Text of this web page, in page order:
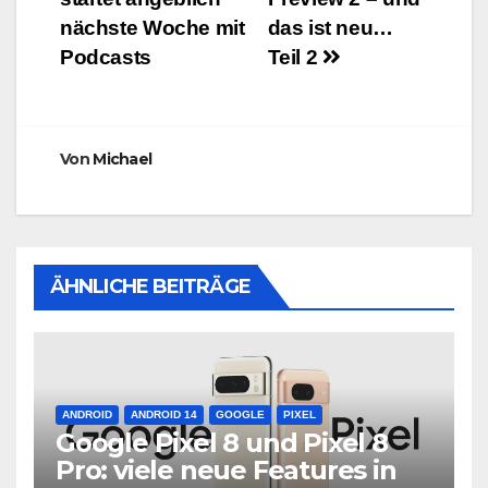
das ist neu…
Teil 2
nächste Woche mit
Podcasts
Von Michael
ÄHNLICHE BEITRÄGE
ANDROID ANDROID 14 GOOGLE PIXEL
Google Pixel 8 und Pixel 8
Pro: viele neue Features in